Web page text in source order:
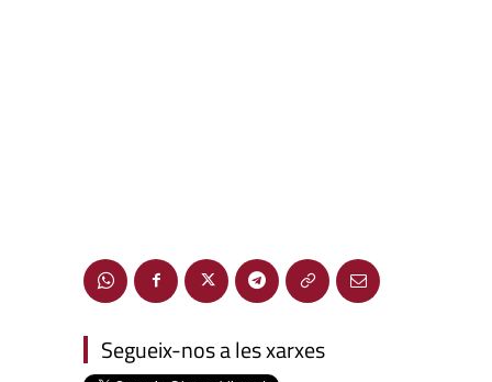
Segueix-nos a les xarxes